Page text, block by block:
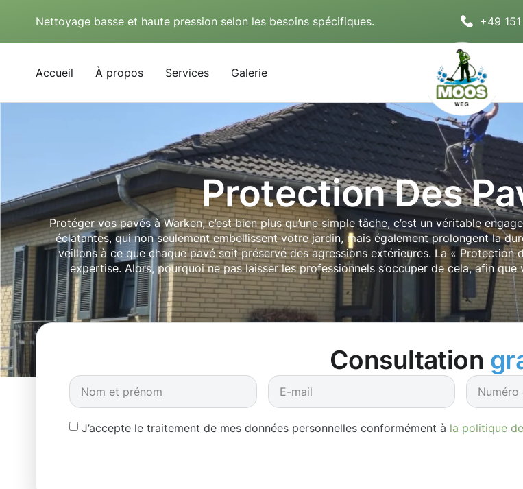
Nettoyage basse et haute pression selon les besoins spécifiques. +49
Accueil À propos Services Galerie
Protection Des
Protéger vos pavés à Warken, c’est bien plus qu’une simple tâche, c’est un véritable
éclatantes, qui non seulement embellissent votre jardin, mais également prolongent la
veillons à ce que chaque pavé soit préservé des agressions extérieures. La « Protection
expertise. Alors, pourquoi ne pas laisser les professionnels s’occuper de cela, afin
Consultation
J’accepte le traitement de mes données personnelles conformément à la politique